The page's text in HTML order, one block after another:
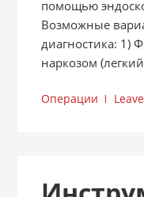
помощью
Возможные
диагностика: 1)
наркозом
Операции